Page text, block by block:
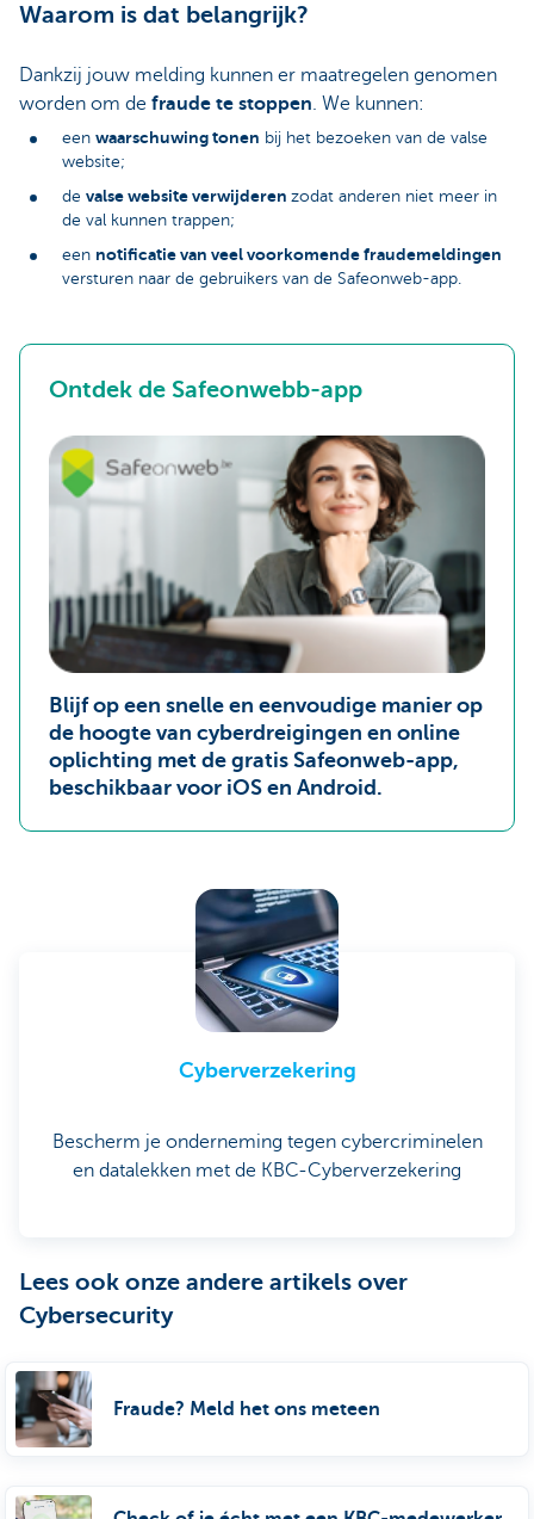
Waarom is dat belangrijk?
Dankzij jouw melding kunnen er maatregelen genomen
worden om de fraude te stoppen. We kunnen:
een waarschuwing tonen bij het bezoeken van de valse
website;
de valse website verwijderen zodat anderen niet meer in
de val kunnen trappen;
een notificatie van veel voorkomende fraudemeldingen
versturen naar de gebruikers van de Safeonweb-app.
Ontdek de Safeonwebb-app
Blijf op een snelle en eenvoudige manier op
de hoogte van cyberdreigingen en online
oplichting met de gratis Safeonweb-app,
beschikbaar voor iOS en Android.
Cyberverzekering
Bescherm je onderneming tegen cybercriminelen
en datalekken met de KBC-Cyberverzekering
Lees ook onze andere artikels over
Cybersecurity
Fraude? Meld het ons meteen